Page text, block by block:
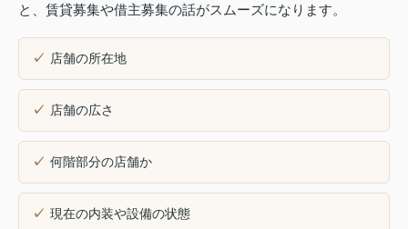
と、賃貸募集や借主募集の話がスムーズになります。
店舗の所在地
店舗の広さ
何階部分の店舗か
現在の内装や設備の状態